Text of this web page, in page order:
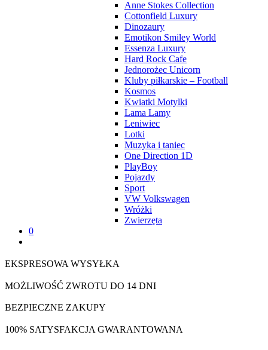
Anne Stokes Collection
Cottonfield Luxury
Dinozaury
Emotikon Smiley World
Essenza Luxury
Hard Rock Cafe
Jednorożec Unicorn
Kluby piłkarskie – Football
Kosmos
Kwiatki Motylki
Lama Lamy
Leniwiec
Lotki
Muzyka i taniec
One Direction 1D
PlayBoy
Pojazdy
Sport
VW Volkswagen
Wróżki
Zwierzęta
0
EKSPRESOWA WYSYŁKA
MOŻLIWOŚĆ ZWROTU DO 14 DNI
BEZPIECZNE ZAKUPY
100% SATYSFAKCJA GWARANTOWANA